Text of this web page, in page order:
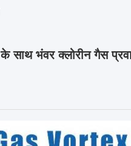
साथ भंवर क्लोरीन गैस